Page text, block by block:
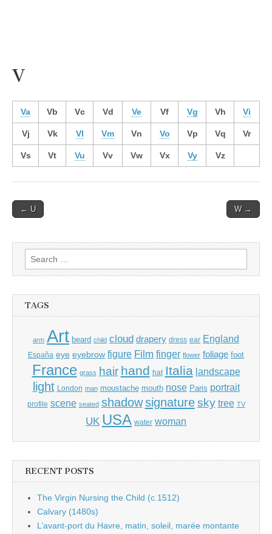
V
Va Vb Vc Vd Ve Vf Vg Vh Vi
Vj Vk Vl Vm Vn Vo Vp Vq Vr
Vs Vt Vu Vv Vw Vx Vy Vz
Post
← U W →
Search
for:
TAGS
arm Art beard child cloud drapery dress ear England
España eye eyebrow figure Film finger flower foliage foot
France grass hair hand hat Italia landscape
light London man moustache mouth nose Paris portrait
profile scene seated shadow signature sky tree TV
UK USA water woman
RECENT POSTS
The Virgin Nursing the Child (c.1512)
Calvary (1480s)
L’avant-port du Havre, matin, soleil, marée montante